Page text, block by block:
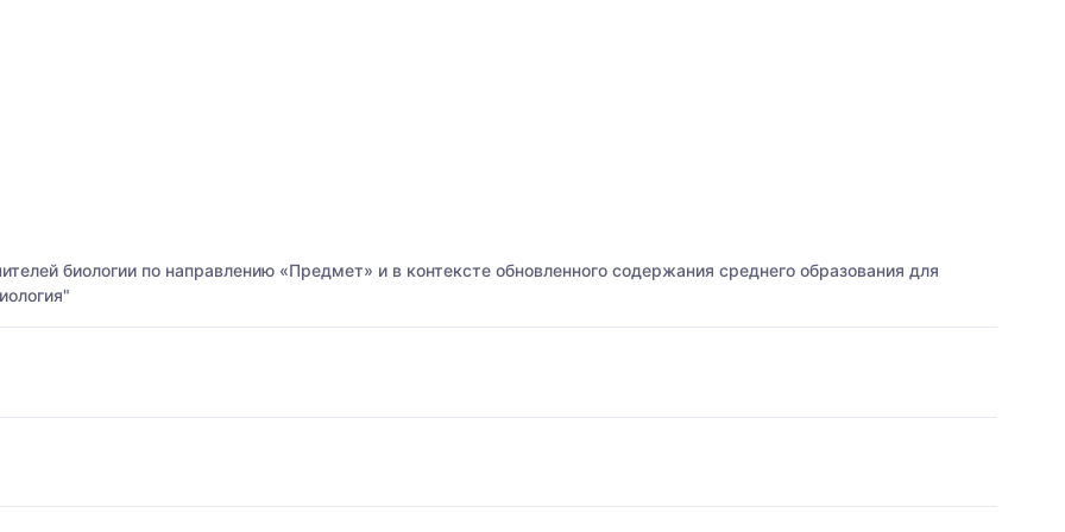
биологии по направлению «Предмет» и в контексте обновленного содержания среднего образования для